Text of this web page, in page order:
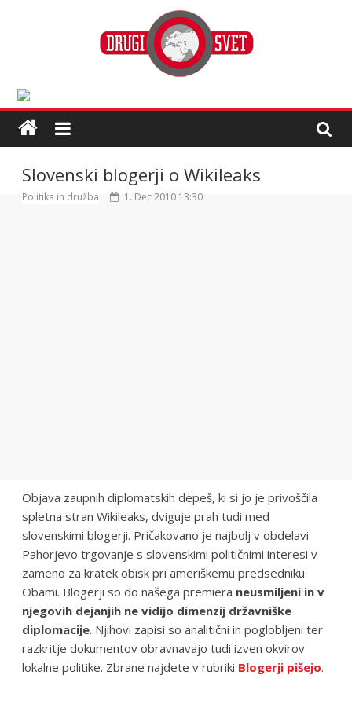
Slovenski blogerji o Wikileaks
Politika in družba 1. Dec 2010 13:30
Objava zaupnih diplomatskih depeš, ki si jo je privoščila
spletna stran Wikileaks, dviguje prah tudi med
slovenskimi blogerji. Pričakovano je najbolj v obdelavi
Pahorjevo trgovanje s slovenskimi političnimi interesi v
zameno za kratek obisk pri ameriškemu predsedniku
Obami. Blogerji so do našega premiera neusmiljeni in v
njegovih dejanjih ne vidijo dimenzij državniške
diplomacije. Njihovi zapisi so analitični in poglobljeni ter
razkritje dokumentov obravnavajo tudi izven okvirov
lokalne politike. Zbrane najdete v rubriki Blogerji pišejo.